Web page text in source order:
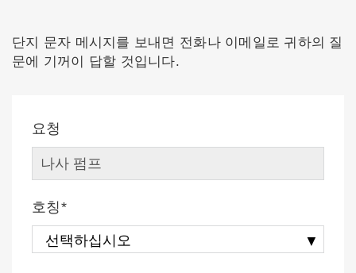
단지 문자 메시지를 보내면 전화나 이메일로 귀하의 질
문에 기꺼이 답할 것입니다.
요청
호칭*